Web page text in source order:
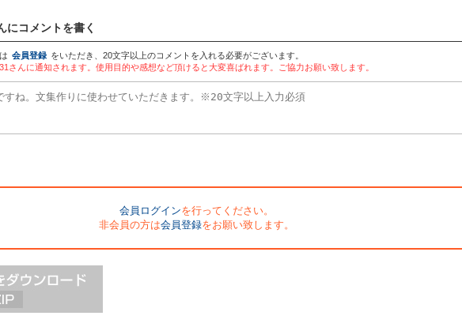
コメントを書く
会員登録 をいただき、20文字以上のコメントを入れる必要がございます。
さんに通知されます。使用目的や感想など頂けると大変喜ばれます。ご協力お願い致します。
会員ログインを行ってください。
非会員の方は会員登録をお願い致します。